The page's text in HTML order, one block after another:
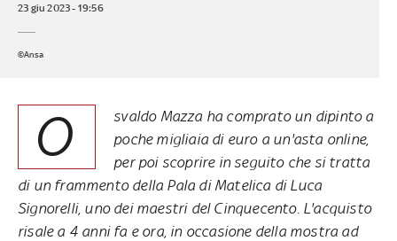
23 giu 2023 - 19:56
©Ansa
O
svaldo Mazza ha comprato un dipinto a
poche migliaia di euro a un'asta online,
per poi scoprire in seguito che si tratta
di un frammento della Pala di Matelica di Luca
Signorelli, uno dei maestri del Cinquecento. L'acquisto
risale a 4 anni fa e ora, in occasione della mostra ad